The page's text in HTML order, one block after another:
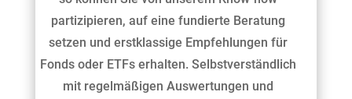
partizipieren, auf eine fundierte Beratung
setzen und erstklassige Empfehlungen für
Fonds oder ETFs erhalten. Selbstverständlich
mit regelmäßigen Auswertungen und